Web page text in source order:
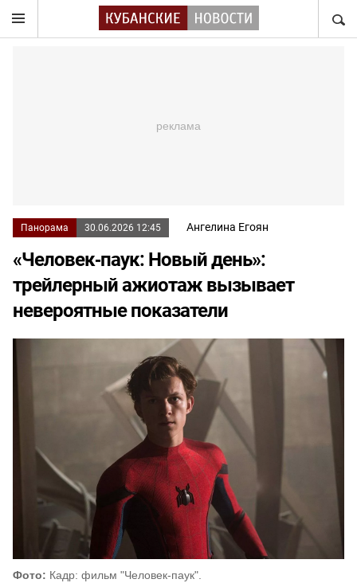
Панорама 30.06.2026 12:45 Ангелина Егоян
«Человек‑паук: Новый день»:
трейлерный ажиотаж вызывает
невероятные показатели
Фото: Кадр: фильм "Человек-паук".